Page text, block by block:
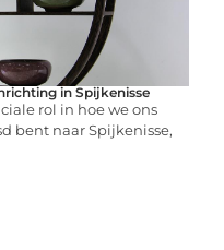
in Spijkenisse
rol in hoe we ons
bent naar Spijkenisse,